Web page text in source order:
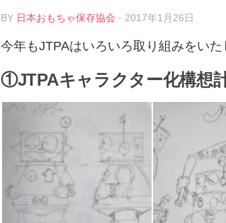
BY 日本おもちゃ保存協会 · 2017年1月26日
今年もJTPAはいろいろ取り組みをい
①JTPAキャラクター化構想